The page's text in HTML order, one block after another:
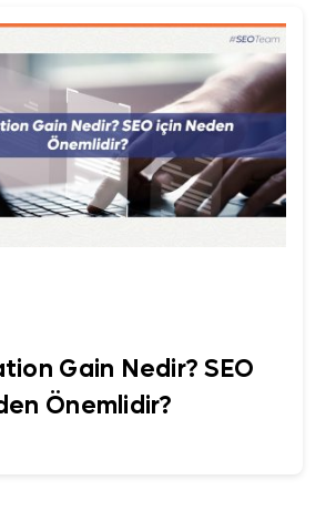
Gain Nedir? SEO
Önemlidir?